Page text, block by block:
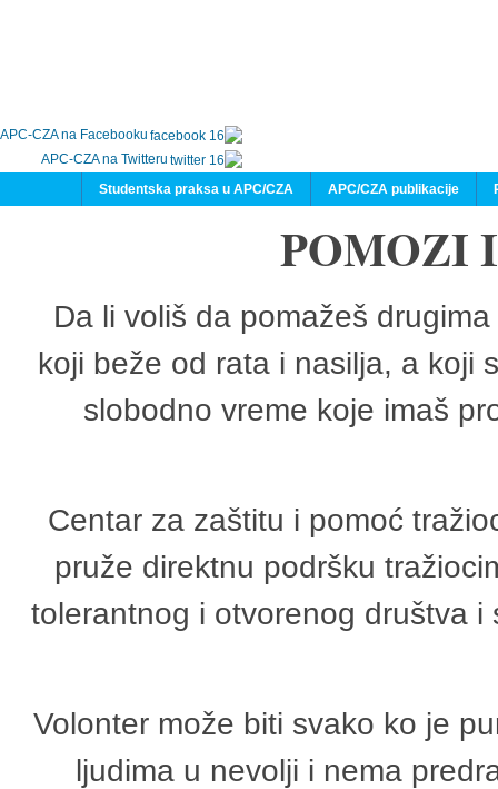
APC-CZA na Facebooku
APC-CZA na Twitteru
APC/CZA publikacije
Studentska praksa u APC/CZA
POMOZI
Da li voliš da pomažeš
koji beže od rata i nasilja, a koji
slobodno vreme koje imaš
Centar za zaštitu i pomoć
pruže direktnu podršku
tolerantnog i otvorenog društva
Volonter može biti svako ko je
ljudima u nevolji i nema